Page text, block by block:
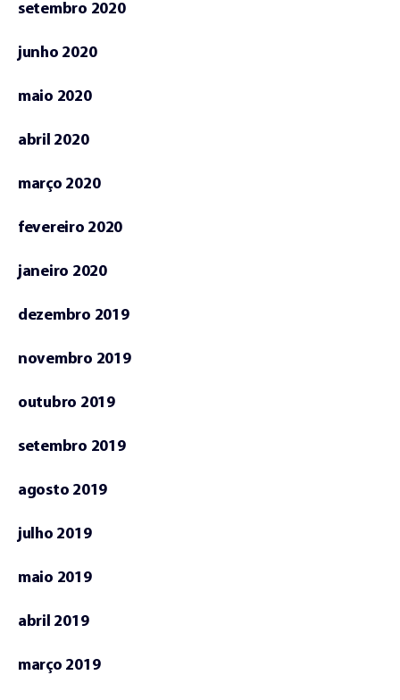
setembro 2020
junho 2020
maio 2020
abril 2020
março 2020
fevereiro 2020
janeiro 2020
dezembro 2019
novembro 2019
outubro 2019
setembro 2019
agosto 2019
julho 2019
maio 2019
abril 2019
março 2019